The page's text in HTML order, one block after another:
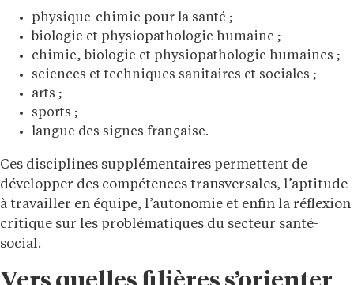
physique-chimie pour la santé ;
biologie et physiopathologie humaine ;
chimie, biologie et physiopathologie humaines ;
sciences et techniques sanitaires et sociales ;
arts ;
sports ;
langue des signes française.
Ces disciplines supplémentaires permettent de
développer des compétences transversales, l’aptitude
à travailler en équipe, l’autonomie et enfin la réflexion
critique sur les problématiques du secteur santé-
social.